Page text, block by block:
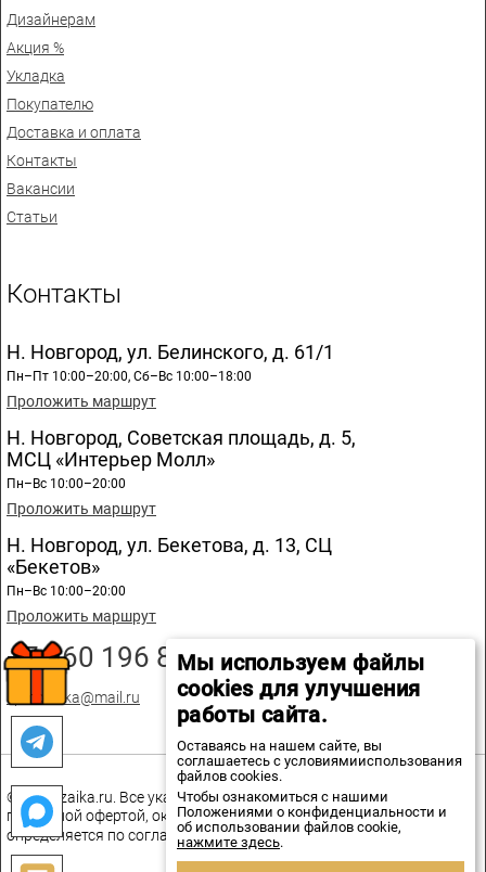
Дизайнерам
Акция %
Укладка
Покупателю
Доставка и оплата
Контакты
Вакансии
Статьи
Контакты
Н. Новгород, ул. Белинского, д. 61/1
Пн–Пт 10:00–20:00, Сб–Вс 10:00–18:00
Проложить маршрут
Н. Новгород, Советская площадь, д. 5,
МСЦ «Интерьер Молл»
Пн–Вс 10:00–20:00
Проложить маршрут
Н. Новгород, ул. Бекетова, д. 13, СЦ
«Бекетов»
Пн–Вс 10:00–20:00
Проложить маршрут
+7 960 196 89 20
spmozaika@mail.ru
© spmozaika.ru. Все указанные на сайте цены не являются
публичной офертой, окончательная стоимость товаров
определяется по соглашению сторон.
Мы используем файлы
cookies для улучшения
работы сайта.
Оставаясь на нашем сайте, вы
соглашаетесь с условиямииспользования
файлов cookies.
Чтобы ознакомиться с нашими
Положениями о конфиденциальности и
об использовании файлов cookie,
нажмите здесь.